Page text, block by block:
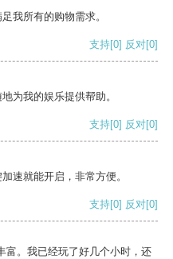
我所有的购物需求。
支持[0] 反对[0]
为我的娱乐提供帮助。
支持[0] 反对[0]
速就能开启，非常方便。
支持[0] 反对[0]
富。我已经玩了好几个小时，还